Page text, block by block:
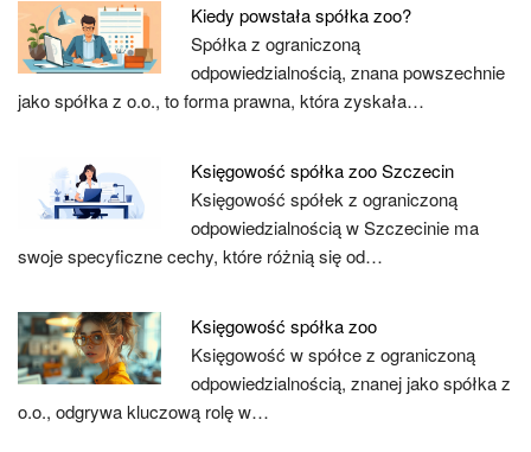
Kiedy powstała spółka zoo?
Spółka z ograniczoną
odpowiedzialnością, znana powszechnie
jako spółka z o.o., to forma prawna, która zyskała…
Księgowość spółka zoo Szczecin
Księgowość spółek z ograniczoną
odpowiedzialnością w Szczecinie ma
swoje specyficzne cechy, które różnią się od…
Księgowość spółka zoo
Księgowość w spółce z ograniczoną
odpowiedzialnością, znanej jako spółka z
o.o., odgrywa kluczową rolę w…